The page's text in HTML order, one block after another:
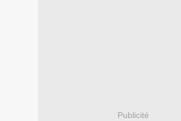
Publicité